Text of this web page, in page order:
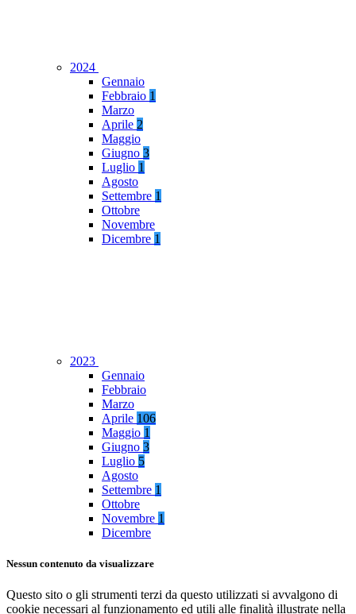
2024
Gennaio
Febbraio 1
Marzo
Aprile 2
Maggio
Giugno 3
Luglio 1
Agosto
Settembre 1
Ottobre
Novembre
Dicembre 1
2023
Gennaio
Febbraio
Marzo
Aprile 106
Maggio 1
Giugno 3
Luglio 5
Agosto
Settembre 1
Ottobre
Novembre 1
Dicembre
Nessun contenuto da visualizzare
Questo sito o gli strumenti terzi da questo utilizzati si avvalgono di
cookie necessari al funzionamento ed utili alle finalità illustrate nella